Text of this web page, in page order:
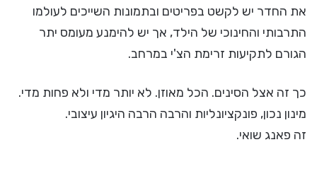
את החדר יש לקשט בפריטים ובתמונות השייכים לעולמו
התרבותי והחינוכי של הילד, אך יש להימנע מעומס יתר
הגורם לתקיעות זרימת הצ'י במרחב.
כך זה אצל הסינים. הכל מאוזן. לא יותר מדי ולא פחות מדי.
מינון נכון, פונקציונליות והרבה הרבה היגיון עיצובי.
זה פאנג שואי.